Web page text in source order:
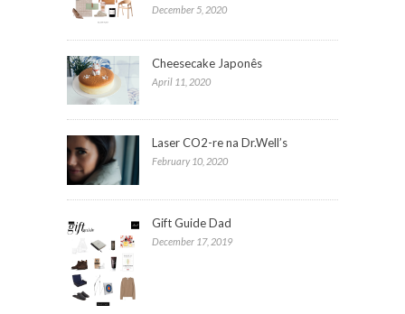
December 5, 2020
Cheesecake Japonês
April 11, 2020
Laser CO2-re na Dr.Well’s
February 10, 2020
Gift Guide Dad
December 17, 2019